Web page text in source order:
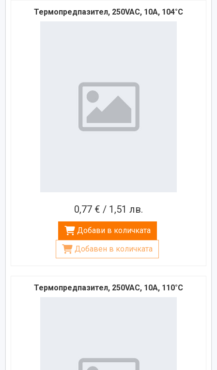
Термопредпазител, 250VAC, 10A, 104°C
0,77 € / 1,51 лв.
Добави в количката
Добавен в количката
Термопредпазител, 250VAC, 10A, 110°C